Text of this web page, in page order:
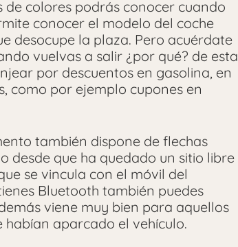
colores podrás conocer cuando
conocer el modelo del coche
desocupe la plaza. Pero acuérdate
vuelvas a salir ¿por qué? de esta
por descuentos en gasolina, en
como por ejemplo cupones en
también dispone de flechas
desde que ha quedado un sitio libre
se vincula con el móvil del
Bluetooth también puedes
viene muy bien para aquellos
aparcado el vehículo.